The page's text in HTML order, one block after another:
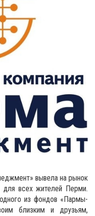
вывела на рынок
для всех жителей Перми.
из фондов «Пармы-
близким и друзьям,